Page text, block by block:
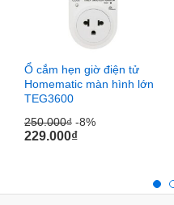
Cường độ dòng điện khởi
Hỗ trợ phích cắm
Ổ cắm hẹn giờ điện tử
Homematic màn hình lớn
TEG3600
250.000₫ -8%
229.000₫